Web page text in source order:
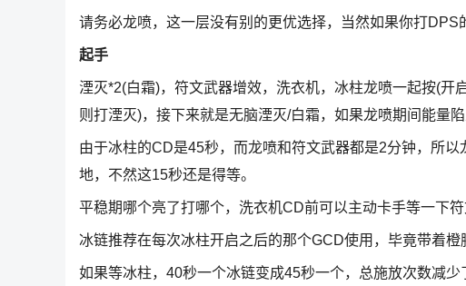
请务必龙喷，这一层没有别的更优选择，当然如果你打DPS
起手
湮灭*2(白霜)，符文武器增效，洗衣机，冰柱龙喷一起按(
则打湮灭)，接下来就是无脑湮灭/白霜，如果龙喷期间能量
由于冰柱的CD是45秒，而龙喷和符文武器都是2分钟，所
地，不然这15秒还是得等。
平稳期哪个亮了打哪个，洗衣机CD前可以主动卡手等一下
冰链推荐在每次冰柱开启之后的那个GCD使用，毕竟带着橙
如果等冰柱，40秒一个冰链变成45秒一个，总施放次数减